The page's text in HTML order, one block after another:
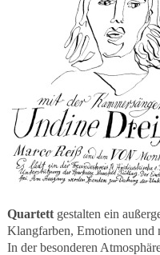
Quartettgestalten ein
Klangfarben, Emotionen und
In der besonderen